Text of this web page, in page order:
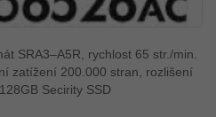
SRA3–A5R, rychlost 65 str./min.
zatížení 200.000 stran, rozlišení
Secirity SSD